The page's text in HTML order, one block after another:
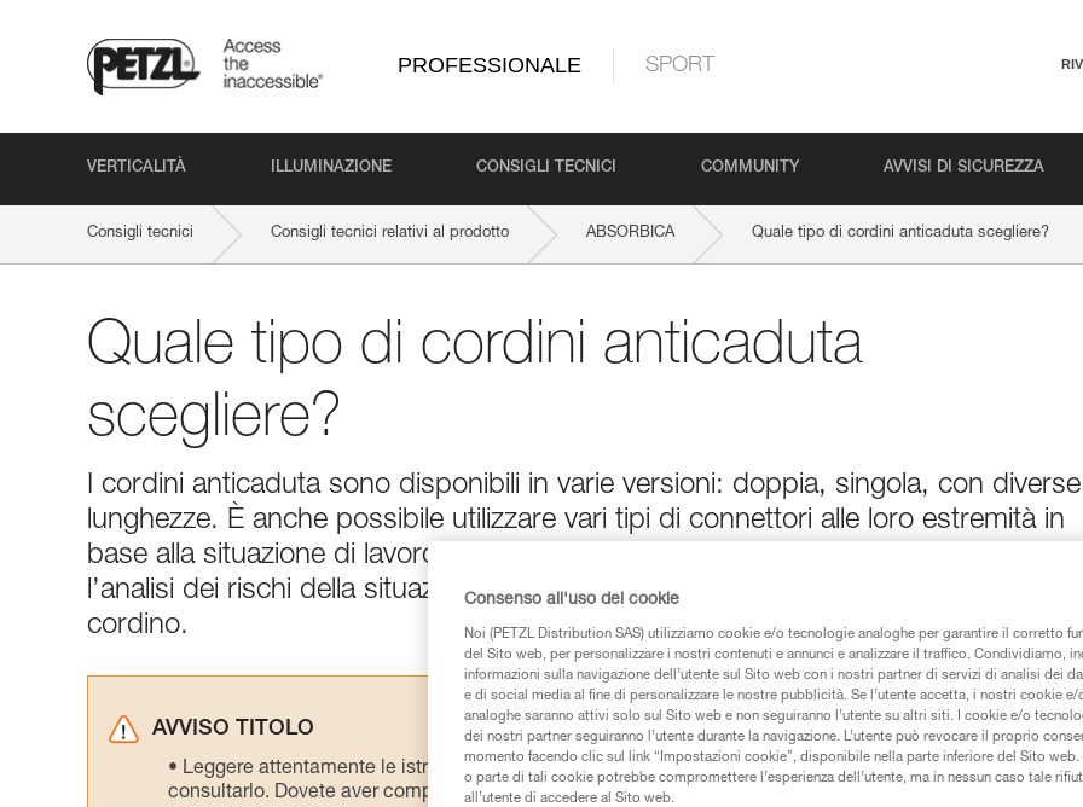
PROFESSIONALE SPORT
VERTICALITÀ ILLUMINAZIONE CONSIGLI TECNICI COMMUNITY AVVISI DI SICUREZZA
Consigli tecnici Consigli tecnici relativi al prodotto ABSORBICA Quale tipo di cordini anticaduta scegliere?
Quale tipo di cordini anticaduta
scegliere?
I cordini anticaduta sono disponibili in varie versioni: doppia, singola, con diverse
lunghezze. È anche possibile utilizzare vari tipi di connettori alle loro estremità in
base alla situazione di lavoro. La scelta va fatta in base all’utilizzo, ma è
l’analisi dei rischi della situazione di lavoro che è fondamentale nella scelta del
cordino.
AVVISO TITOLO
Leggere attentamente le istruzioni tecniche dei prodotti utilizzati in questo consiglio prima di
consultarlo. Dovete aver compreso le informazioni dell’istruzione tecnica per poter capire queste
Consenso all'uso dei cookie
Noi (PETZL Distribution SAS) utilizziamo cookie e/o tecnologie analoghe per garantire il corretto
del Sito web, per personalizzare i nostri contenuti e annunci e analizzare il traffico. Condividiamo,
informazioni sulla navigazione dell’utente sul Sito web con i nostri partner di servizi di analisi dei
e di social media al fine di personalizzare le nostre pubblicità. Se l’utente accetta, i nostri cookie
analoghe saranno attivi solo sul Sito web e non seguiranno l’utente su altri siti. I cookie e/o
dei nostri partner seguiranno l’utente durante la navigazione. L’utente può revocare il proprio
momento facendo clic sul link “Impostazioni cookie”, disponibile nella parte inferiore del Sito
o parte di tali cookie potrebbe compromettere l’esperienza dell’utente, ma in nessun caso tale
all’utente di accedere al Sito web.